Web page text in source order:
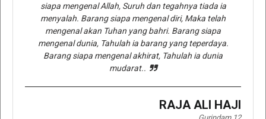
siapa mengenal Allah, Suruh dan tegahnya tiada ia
menyalah. Barang siapa mengenal diri, Maka telah
mengenal akan Tuhan yang bahri. Barang siapa
mengenal dunia, Tahulah ia barang yang teperdaya.
Barang siapa mengenal akhirat, Tahulah ia dunia
mudarat..
RAJA ALI HAJI